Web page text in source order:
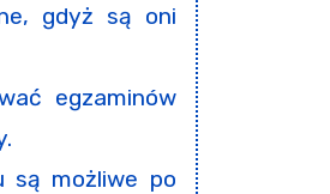
gdyż są oni
egzaminów
są możliwe po